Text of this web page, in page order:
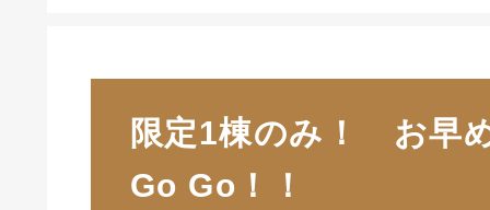
限定1棟のみ！ お早
Go Go！！